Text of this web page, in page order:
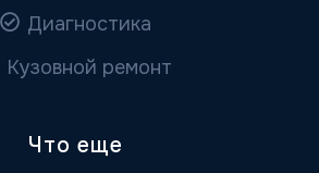
Диагностика
Кузовной ремонт
Что еще